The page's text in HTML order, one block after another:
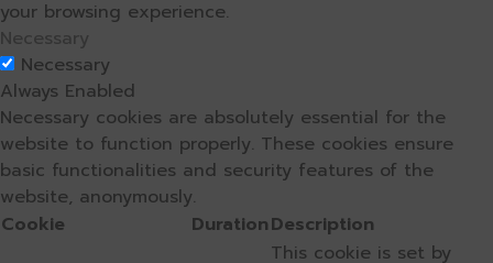
your browsing experience.
Necessary
Necessary
Always Enabled
Necessary cookies are absolutely essential for the
website to function properly. These cookies ensure
basic functionalities and security features of the
website, anonymously.
Cookie
DurationDescription
This cookie is set by